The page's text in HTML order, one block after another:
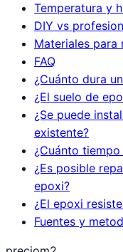
Temperatura y
DIY vs
Materiales para
FAQ
¿Cuánto dura
¿El suelo de
¿Se puede
existente?
¿Cuánto
¿Es posible
epoxi?
¿El epoxi
Fuentes y